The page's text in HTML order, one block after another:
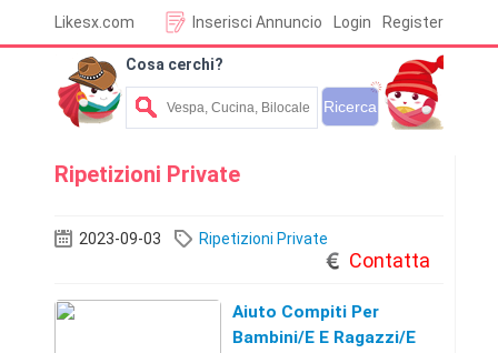
Likesx.com Login Register
Inserisci Annuncio
Cosa cerchi?
Ripetizioni Private
2023-09-03 Ripetizioni Private
Contatta
Aiuto Compiti Per
Bambini/e E Ragazzi/e